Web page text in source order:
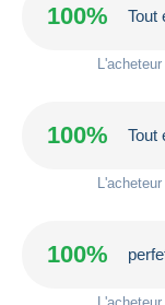
100% Tout
100% Tout
100%